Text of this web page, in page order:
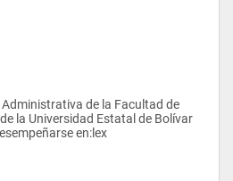
Administrativa de la Facultad de
la Universidad Estatal de Bolívar
en:lex